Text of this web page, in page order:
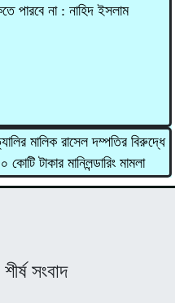
পারবে না : নাহিদ ইসলাম
মালিক রাসেল দম্পতির বিরুদ্ধে
কোটি টাকার মানিলন্ডারিং মামলা
সংবাদ